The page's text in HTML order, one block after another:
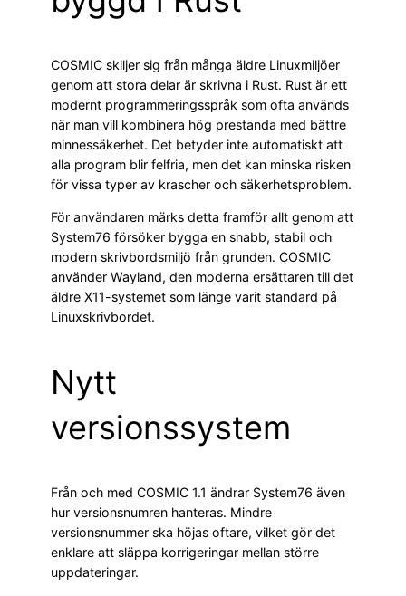
COSMIC skiljer sig från många äldre Linuxmiljöer
genom att stora delar är skrivna i Rust. Rust är ett
modernt programmeringsspråk som ofta används
när man vill kombinera hög prestanda med bättre
minnessäkerhet. Det betyder inte automatiskt att
alla program blir felfria, men det kan minska risken
för vissa typer av krascher och säkerhetsproblem.
För användaren märks detta framför allt genom att
System76 försöker bygga en snabb, stabil och
modern skrivbordsmiljö från grunden. COSMIC
använder Wayland, den moderna ersättaren till det
äldre X11-systemet som länge varit standard på
Linuxskrivbordet.
Nytt
versionssystem
Från och med COSMIC 1.1 ändrar System76 även
hur versionsnumren hanteras. Mindre
versionsnummer ska höjas oftare, vilket gör det
enklare att släppa korrigeringar mellan större
uppdateringar.